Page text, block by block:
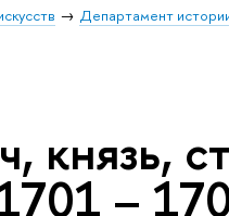
Департамент
князь,
–